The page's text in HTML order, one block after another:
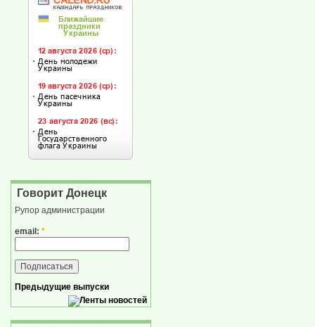
Говорит Донецк
Рупор администрации
email: *
Предыдущие выпуски